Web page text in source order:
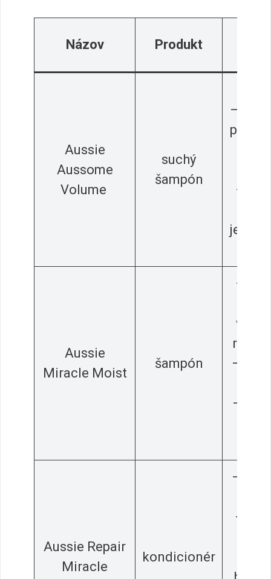
Názov Produkt
Aussie
Aussome
Volume
suchý
šampón
–
pre
–
Aussie
Miracle Moist
šampón
–
–
–
Aussie Repair
Miracle
kondicionér
–
–